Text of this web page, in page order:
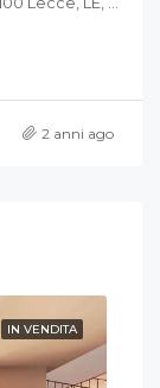
2 anni ago
IN VENDITA